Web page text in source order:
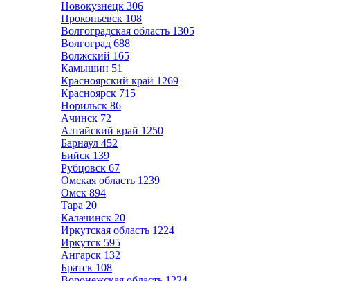
Новокузнецк 306
Прокопьевск 108
Волгоградская область 1305
Волгоград 688
Волжский 165
Камышин 51
Красноярский край 1269
Красноярск 715
Норильск 86
Ачинск 72
Алтайский край 1250
Барнаул 452
Бийск 139
Рубцовск 67
Омская область 1239
Омск 894
Тара 20
Калачинск 20
Иркутская область 1224
Иркутск 595
Ангарск 132
Братск 108